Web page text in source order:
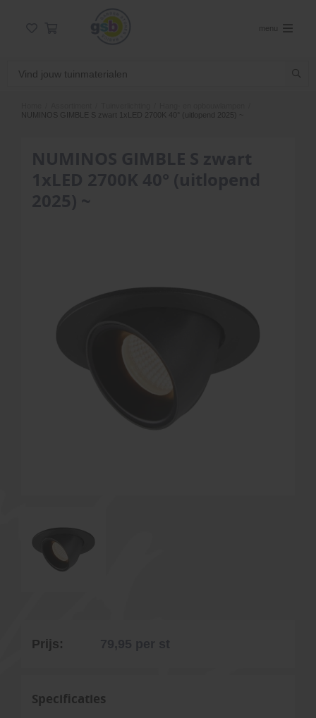
menu
NUMINOS GIMBLE S zwart 1xLED 2700K 40° (uitlopend 2025) ~
Prijs:
Specificaties